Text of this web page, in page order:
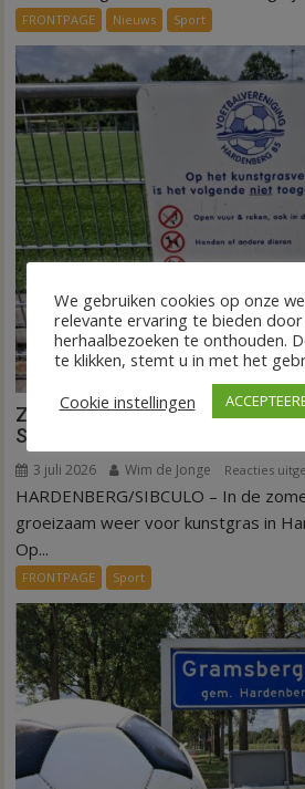
FRONTPAGE Nieuws Sport
Zomerstop is tijd voor kunstgras
Sibculo
3 juli 2026 Wim de Jonge Reacties
HARDENBERG/SIBCULO – In de
groeizaam weer voor kunstgras in
Op...
FRONTPAGE Sport
We gebruiken cookies op onze
relevante ervaring te bieden
herhaalbezoeken te onthouden.
te klikken, stemt u in met het
Cookie instellingen